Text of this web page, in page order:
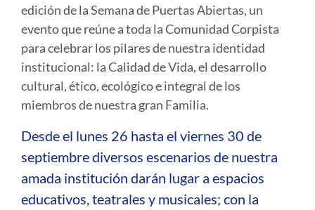
edición de la Semana de Puertas Abiertas, un
evento que reúne a toda la Comunidad Corpista
para celebrar los pilares de nuestra identidad
institucional: la Calidad de Vida, el desarrollo
cultural, ético, ecológico e integral de los
miembros de nuestra gran Familia.
Desde el lunes 26 hasta el viernes 30 de
septiembre diversos escenarios de nuestra
amada institución darán lugar a espacios
educativos, teatrales y musicales; con la